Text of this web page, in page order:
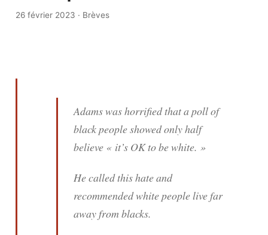
26 février 2023 · Brèves
Adams was horrified that a poll of
black people showed only half
believe « it’s OK to be white. »
He called this hate and
recommended white people live far
away from blacks.